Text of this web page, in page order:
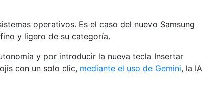
operativos. Es el caso del nuevo Samsung
y ligero de su categoría.
y por introducir la nueva tecla Insertar
con un solo clic, mediante el uso de Gemini, la IA